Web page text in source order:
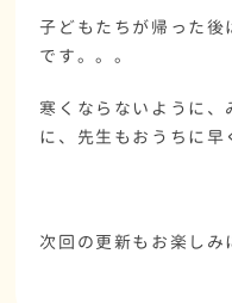
子どもたちが帰った後
です。。。
寒くならないように、
に、先生もおうちに
次回の更新もお楽しみ